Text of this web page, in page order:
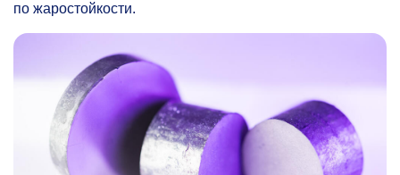
по жаростойкости.